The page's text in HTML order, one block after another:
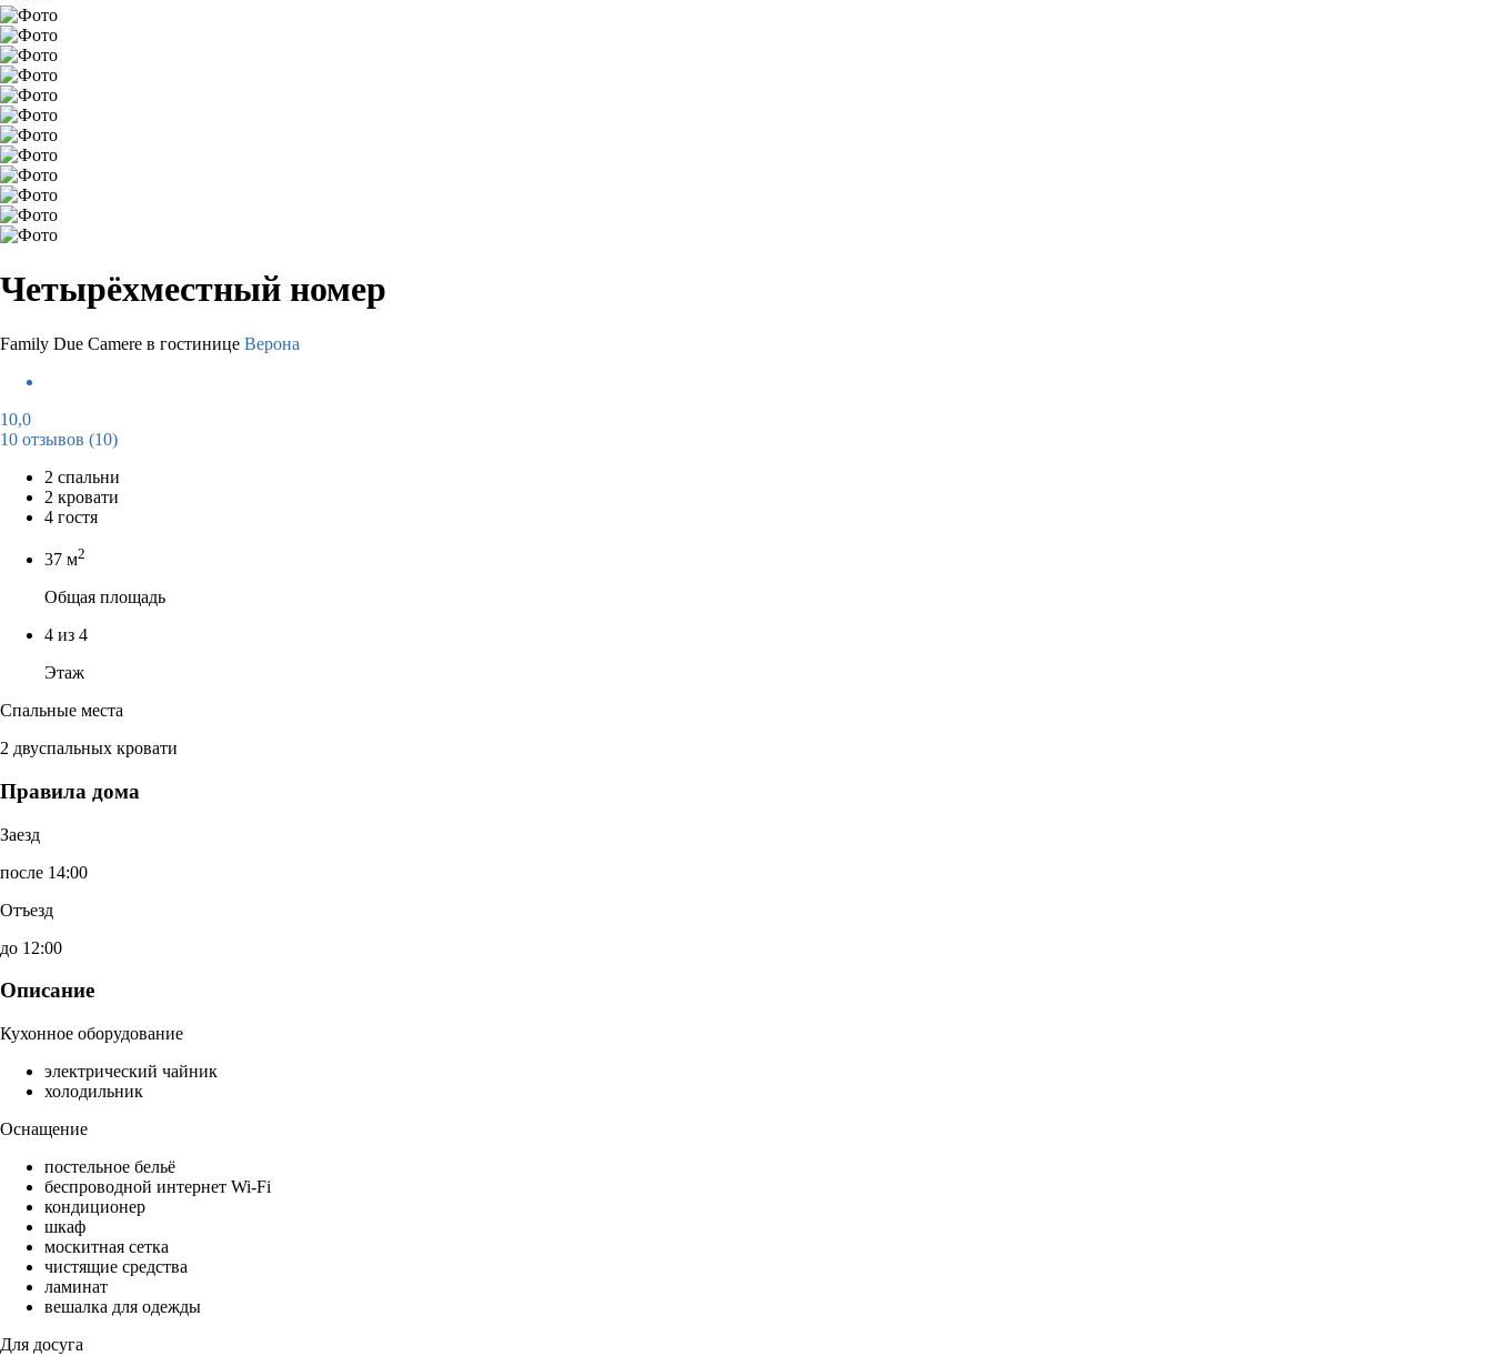
Четырёхместный номер
Family Due Camere в гостинице Верона
10,0
10 отзывов (10)
2 спальни
2 кровати
4 гостя
37 м2
Общая площадь
4 из 4
Этаж
Спальные места
2 двуспальных кровати
Правила дома
Заезд
после 14:00
Отъезд
до 12:00
Описание
Кухонное оборудование
электрический чайник
холодильник
Оснащение
постельное бельё
беспроводной интернет Wi-Fi
кондиционер
шкаф
москитная сетка
чистящие средства
ламинат
вешалка для одежды
Для досуга